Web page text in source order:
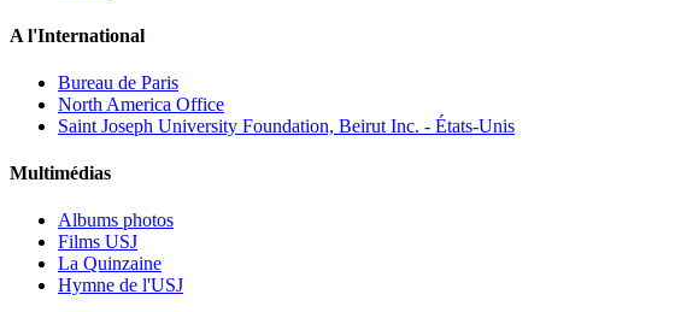
A l'International
Bureau de Paris
North America Office
Saint Joseph University Foundation, Beirut Inc. - États-Unis
Multimédias
Albums photos
Films USJ
La Quinzaine
Hymne de l'USJ